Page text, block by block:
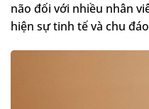
não đối với nhiều nhân
hiện sự tinh tế và chu